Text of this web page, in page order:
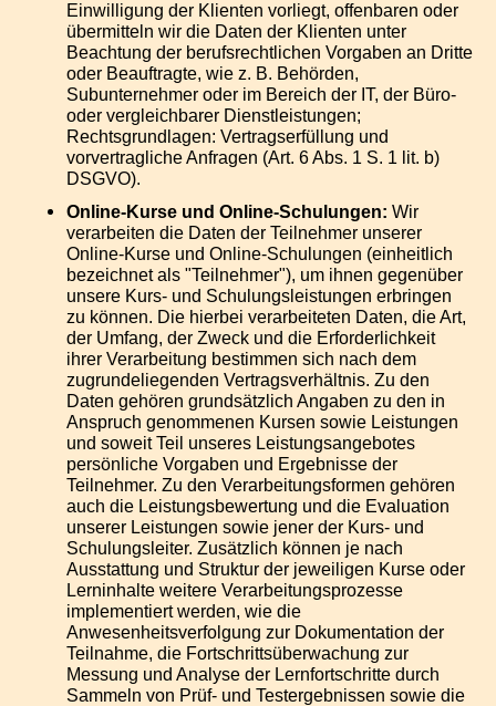
Einwilligung der Klienten vorliegt, offenbaren oder
übermitteln wir die Daten der Klienten unter
Beachtung der berufsrechtlichen Vorgaben an Dritte
oder Beauftragte, wie z. B. Behörden,
Subunternehmer oder im Bereich der IT, der Büro-
oder vergleichbarer Dienstleistungen;
Rechtsgrundlagen: Vertragserfüllung und
vorvertragliche Anfragen (Art. 6 Abs. 1 S. 1 lit. b)
DSGVO).
Online-Kurse und Online-Schulungen: Wir
verarbeiten die Daten der Teilnehmer unserer
Online-Kurse und Online-Schulungen (einheitlich
bezeichnet als "Teilnehmer"), um ihnen gegenüber
unsere Kurs- und Schulungsleistungen erbringen
zu können. Die hierbei verarbeiteten Daten, die Art,
der Umfang, der Zweck und die Erforderlichkeit
ihrer Verarbeitung bestimmen sich nach dem
zugrundeliegenden Vertragsverhältnis. Zu den
Daten gehören grundsätzlich Angaben zu den in
Anspruch genommenen Kursen sowie Leistungen
und soweit Teil unseres Leistungsangebotes
persönliche Vorgaben und Ergebnisse der
Teilnehmer. Zu den Verarbeitungsformen gehören
auch die Leistungsbewertung und die Evaluation
unserer Leistungen sowie jener der Kurs- und
Schulungsleiter. Zusätzlich können je nach
Ausstattung und Struktur der jeweiligen Kurse oder
Lerninhalte weitere Verarbeitungsprozesse
implementiert werden, wie die
Anwesenheitsverfolgung zur Dokumentation der
Teilnahme, die Fortschrittsüberwachung zur
Messung und Analyse der Lernfortschritte durch
Sammeln von Prüf- und Testergebnissen sowie die